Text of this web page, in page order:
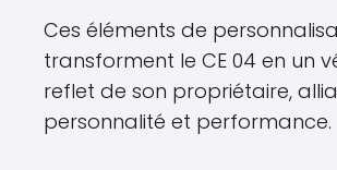
Ces éléments de
transforment le CE 04 en un
reflet de son propriétaire,
personnalité et performance.